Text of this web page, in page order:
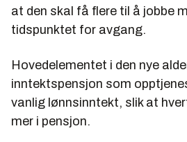
at den skal få flere til å jobbe
tidspunktet for avgang.
Hovedelementet i den nye
inntektspensjon som
vanlig lønnsinntekt, slik at
mer i pensjon.